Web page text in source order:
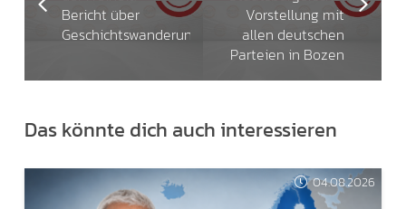
Bericht über
Geschichtswanderung.
Vorstellung mit
allen deutschen
Parteien in Bozen
Das könnte dich auch interessieren
04.08.2026